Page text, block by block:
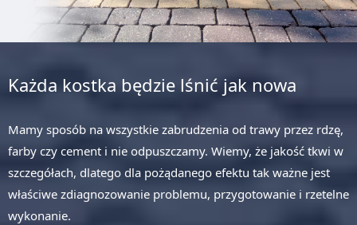
Każda kostka będzie lśnić jak nowa
Mamy sposób na wszystkie zabrudzenia od trawy przez rdzę,
farby czy cement i nie odpuszczamy. Wiemy, że jakość tkwi w
szczegółach, dlatego dla pożądanego efektu tak ważne jest
właściwe zdiagnozowanie problemu, przygotowanie i rzetelne
wykonanie.